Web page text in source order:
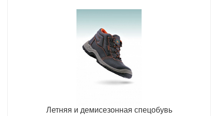
Летняя и демисезонная спецобувь